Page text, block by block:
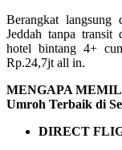
Berangkat langsung
Jeddah tanpa transit
hotel bintang 4+
Rp.24,7jt all in.
MENGAPA
Umroh Terbaik di
DIRECT